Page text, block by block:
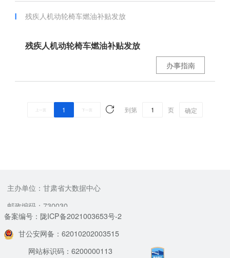
残疾人机动轮椅车燃油补贴发放
残疾人机动轮椅车燃油补贴发放
办事指南
上一页 1 下一页 到第 页 确定
主办单位：甘肃省大数据中心
邮政编码：730030
备案编号：陇ICP备2021003653号-2
甘公安网备：62010202003515
网站标识码：6200000113